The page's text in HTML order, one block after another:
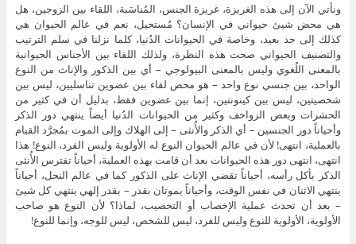
ونأتي الآن إلى هذه الغريزة، غريزة الجنس، المُناسَبة، اللقاء بين الزوجين، هل
هي محض شيئ حيواني في الإنسان؟ مُستحيل، نعم في عالم الحيوان هي
كذلك إلى حد بعيد، وخاصة في الحيوانات الدُنيا، كلما نزلنا في سلم الترتيب
والتصنيف الحيواني صحت هذه النظرة، ولذلك اللقاء بين الأجناس الحيوانية
بالمعنى اللُغوي وليس بالمعنى البيولوجي – أي بين الذكور والإناث من النوع
الواحد، بين جنسي نوع واحد – هو محض لقاء بين عضوين تناسليين، ليس بين
شخصيتين، ليس بين كينونتين، إنما بين عضوين فقط، بدليل أن في كثير من
الحشرات وبعض الزواحف وكثير من الحيوانات الدُنيا أيضاً ينتهي دور الذكر
وأحياناً دور الجنسين – أي الذكر والأُنثى – إلى الهلاك وإلى الموت بمُجرَّد القيام
بالعملية، انتهى! لأن في عالم الحيوان النوع له الأولوية وليس الفرد، النوع! هذا
انتهى، انتهى دور هذه الحيوانات بعد أن قامت بهذه العملية، أحياناً تفترس الأُنثى
الذكر بأكل رأسه، أحياناً تقضي الإناث على الذكور كما في عالم النحل، أحياناً
ينتهي الاثنان في نفس الوقت، وأحياناً يموتان بقدر – بقدر إلهي ينتهي كل شيئ
– بعد أن تحدث عملية الإخصاب أو التخصيب، لماذا؟ لأن النوع هو صاحب
الأولوية، الأولوية للنوع وليس للفرد، ليس للشخص، ليس للوجه، وإنما للنوع!